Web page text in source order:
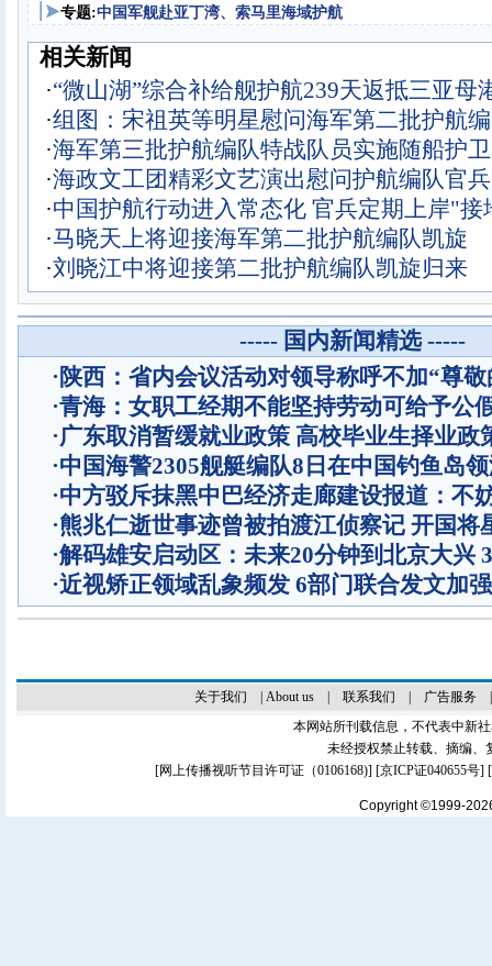
专题:中国军舰赴亚丁湾、索马里海域护航
相关新闻
·“微山湖”综合补给舰护航239天返抵三亚母
·组图：宋祖英等明星慰问海军第二批护航
·海军第三批护航编队特战队员实施随船护卫
·海政文工团精彩文艺演出慰问护航编队官兵
·中国护航行动进入常态化 官兵定期上岸"接
·马晓天上将迎接海军第二批护航编队凯旋
·刘晓江中将迎接第二批护航编队凯旋归来
----- 国内新闻精选 -----
·陕西：省内会议活动对领导称呼不加“尊敬
·青海：女职工经期不能坚持劳动可给予公
·广东取消暂缓就业政策 高校毕业生择业政
·中国海警2305舰艇编队8日在中国钓鱼岛
·中方驳斥抹黑中巴经济走廊建设报道：不
·熊兆仁逝世事迹曾被拍渡江侦察记 开国将
·解码雄安启动区：未来20分钟到北京大兴
·近视矫正领域乱象频发 6部门联合发文加
关于我们 About us| 联系我们 广告服务
本网站所刊载信息，不代表中新
未经授权禁止转载、摘编、
[网上传播视听节目许可证（0106168)] [京ICP证040655号]
Copyright ©1999-